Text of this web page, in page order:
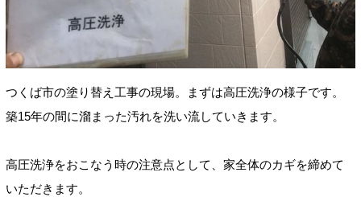
つくば市の塗り替え工事の現場。まずは高圧洗浄の様子です。
築15年の間に溜まった汚れを洗い流していきます。
高圧洗浄をおこなう時の注意点として、家全体のカギを締めて
いただきます。